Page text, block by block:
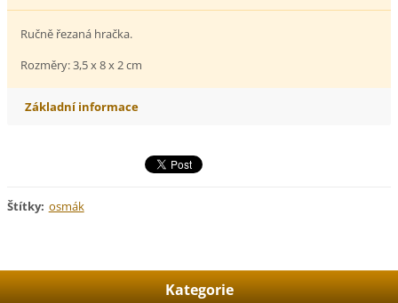
Ručně řezaná hračka.
Rozměry: 3,5 x 8 x 2 cm
Základní informace
Štítky: osmák
Kategorie